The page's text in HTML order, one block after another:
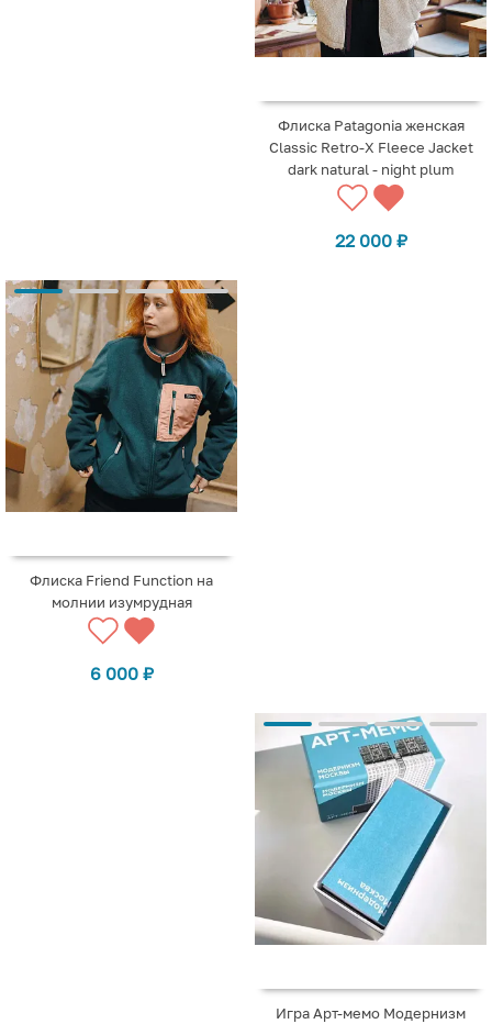
Флиска Patagonia женская
Classic Retro-X Fleece Jacket
dark natural - night plum
22 000 ₽
Флиска Friend Function на
молнии изумрудная
6 000 ₽
Игра Арт-мемо Модернизм